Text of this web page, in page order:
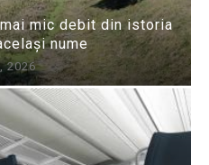
mic debit din istoria
nume
2026